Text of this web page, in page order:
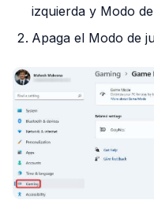
izquierda y Modo
Apaga el Modo de